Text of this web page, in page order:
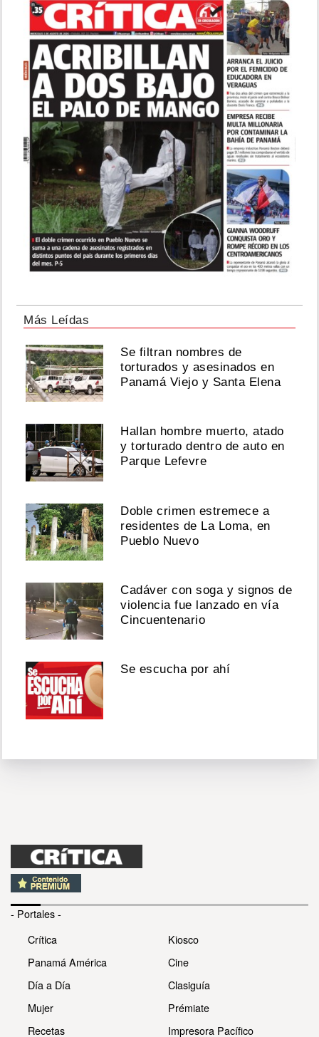
Más Leídas
Se filtran nombres de
torturados y asesinados en
Panamá Viejo y Santa Elena
Hallan hombre muerto, atado
y torturado dentro de auto en
Parque Lefevre
Doble crimen estremece a
residentes de La Loma, en
Pueblo Nuevo
Cadáver con soga y signos de
violencia fue lanzado en vía
Cincuentenario
Se escucha por ahí
- Portales -
Crítica
Panamá América
Día a Día
Mujer
Recetas
Kiosco
Cine
Clasiguía
Prémiate
Impresora Pacífico